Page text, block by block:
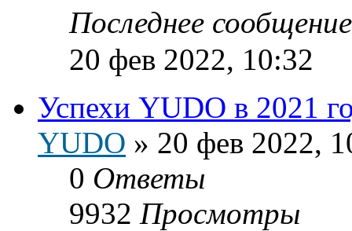
Последнее
20 фев 2022, 10:32
Успехи YUDO в 2021
YUDO » 20 фев 2022,
0 Ответы
9932 Просмотры